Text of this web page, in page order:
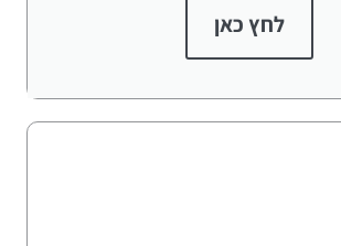
לחץ כאן